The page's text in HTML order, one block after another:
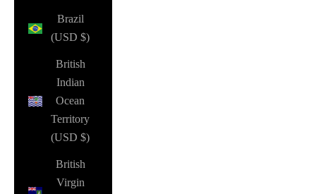
Brazil
(USD $)
British
Indian
Ocean
Territory
(USD $)
British
Virgin